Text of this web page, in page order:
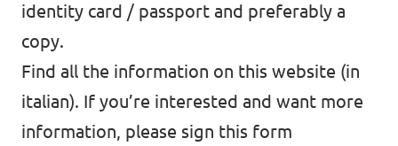
identity card / passport and preferably a
copy.
Find all the information on this website (in
italian). If you’re interested and want more
information, please sign this form